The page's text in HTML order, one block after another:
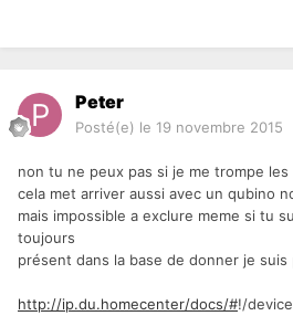
Peter
Posté(e) le 19 novembre 2015
non tu ne peux pas si je me trompe
cela met arriver aussi avec un qubino
mais impossible a exclure meme si tu
toujours
présent dans la base de donner je suis
http://ip.du.homecenter/docs/#!/